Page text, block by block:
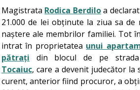
Magistrata Rodica Berdiloa
21.000 de lei obținute la ziua sa de
naștere ale membrilor familiei. Tot
intrat în proprietatea unui
pătrați din blocul de pe strada
Tocaiuc, care a devenit judecător
curent, anterior fiind procuror, a